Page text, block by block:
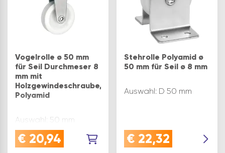
Vogelrolle ø 50 mm
für Seil Durchmeser 8
mm mit
Holzgewindeschraube,
Polyamid
Auswahl: 50 mm
€ 20,94
Stehrolle Polyamid ø
50 mm für Seil ø 8 mm
Auswahl: D 50 mm
€ 22,32